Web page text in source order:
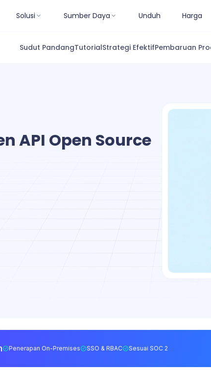
Solusi Sumber Daya Unduh Harga
Sudut PandangTutorialStrategi EfektifPembaruan
API Open Source
Penerapan On-Premises SSO & RBAC Sesuai SOC 2